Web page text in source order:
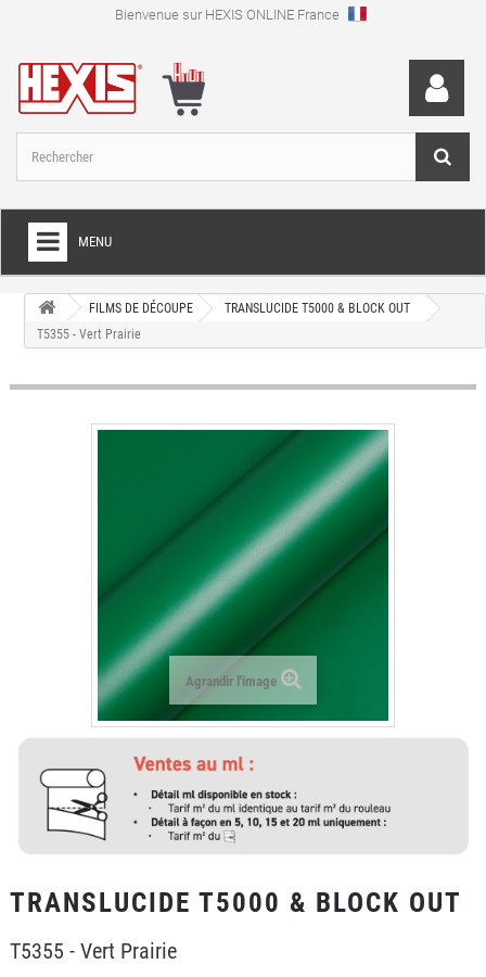
Bienvenue sur HEXIS ONLINE France
MENU
+
FILM POUR TOTAL COVERING
+
FILMS DE DÉCOUPE
+
FILMS SPÉCIAUX
FILMS ET PAPIERS TRANSFERTS
OUTILLAGE & ACCESSOIRES
FILMS DE DÉCOUPE
TRANSLUCIDE T5000 & BLOCK OUT
T5355 - Vert Prairie
Agrandir l'image
TRANSLUCIDE T5000 & BLOCK OUT
T5355 - Vert Prairie